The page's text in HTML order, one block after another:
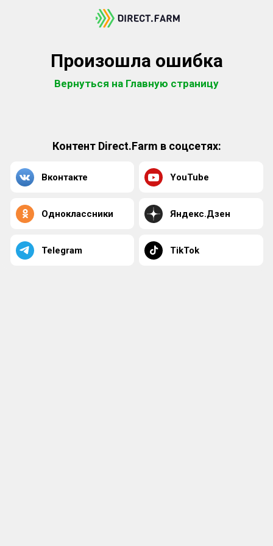
Произошла ошибка
Вернуться на Главную страницу
Контент Direct.Farm в соцсетях:
Вконтакте YouTube
Одноклассники Яндекс.Дзен
Telegram TikTok